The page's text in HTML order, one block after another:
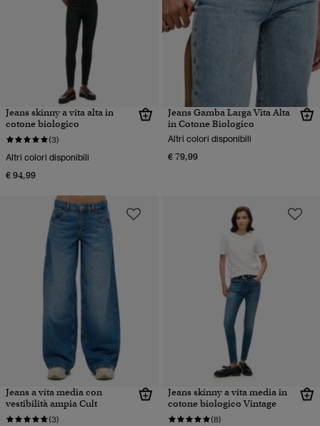
Jeans skinny a vita alta in
cotone biologico
(3)
Altri colori disponibili
€ 94,99
Jeans Gamba Larga Vita Alta
in Cotone Biologico
Altri colori disponibili
€ 79,99
Jeans a vita media con
vestibilità ampia Cult
(3)
Jeans skinny a vita media in
cotone biologico Vintage
(8)